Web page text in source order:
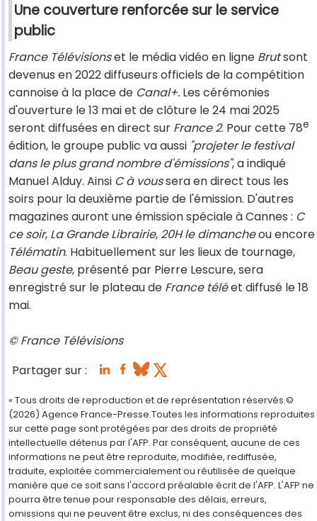
Une couverture renforcée sur le service
public
France Télévisionset le média vidéo en ligne Brutsont
devenus en 2022 diffuseurs officiels de la compétition
cannoise à la place de Canal+. Les cérémonies
d'ouverture le 13 mai et de clôture le 24 mai 2025
seront diffusées en direct sur France 2. Pour cette 78e
édition, le groupe public va aussi "projeter le festival
dans le plus grand nombre d'émissions", a indiqué
Manuel Alduy. Ainsi C à voussera en direct tous les
soirs pour la deuxième partie de l'émission. D'autres
magazines auront une émission spéciale à Cannes : C
ce soir, La Grande Librairie, 20H le dimancheou encore
Télématin. Habituellement sur les lieux de tournage,
Beau geste, présenté par Pierre Lescure, sera
enregistré sur le plateau de France téléet diffusé le 18
mai.
© France Télévisions
Partager sur :
« Tous droits de reproduction et de représentation réservés.©
(2026) Agence France-Presse.Toutes les informations reproduites
sur cette page sont protégées par des droits de propriété
intellectuelle détenus par l'AFP. Par conséquent, aucune de ces
informations ne peut être reproduite, modifiée, rediffusée,
traduite, exploitée commercialement ou réutilisée de quelque
manière que ce soit sans l'accord préalable écrit de l'AFP. L'AFP ne
pourra être tenue pour responsable des délais, erreurs,
omissions qui ne peuvent être exclus, ni des conséquences des